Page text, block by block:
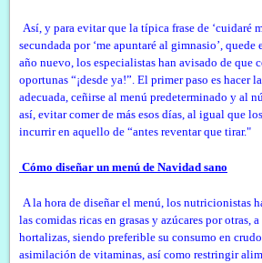
Así, y para evitar que la típica frase de ‘cuidaré
secundada por ‘me apuntaré al gimnasio’,
año nuevo, los especialistas han avisado de que
oportunas “¡desde ya!”. El primer paso es hacer
adecuada, ceñirse al menú predeterminado y al
así, evitar comer de más esos días, al igual que
incurrir en aquello de “antes reventar que tirar."
Cómo diseñar un menú de Navidad sano
A la hora de diseñar el menú, los nutricionistas
las comidas ricas en grasas y azúcares por otras,
hortalizas, siendo preferible su consumo en
asimilación de vitaminas, así como restringir